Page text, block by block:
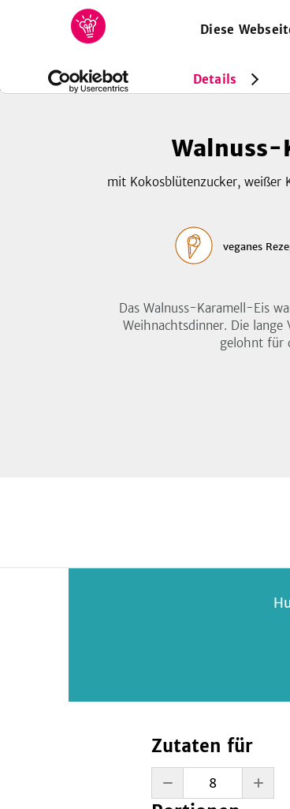
Diese
Details
REZEPTE SAMMLUNGEN
Rezepte Vegan Walnuss-Karamell-Eis
mit Kokosblütenzucker, weißer
veganes
Das Walnuss-Karamell-Eis
Weihnachtsdinner. Die
gelohnt für
Zutaten für